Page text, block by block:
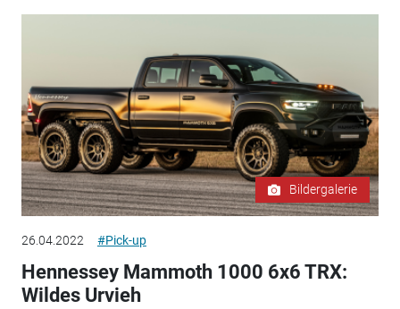
Bildergalerie
26.04.2022 #Pick-up
Hennessey Mammoth 1000 6x6 TRX:
Wildes Urvieh